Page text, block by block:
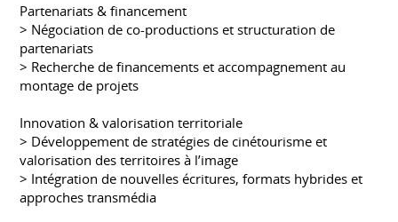
Partenariats & financement
> Négociation de co-productions et structuration de
partenariats
> Recherche de financements et accompagnement au
montage de projets
Innovation & valorisation territoriale
> Développement de stratégies de cinétourisme et
valorisation des territoires à l’image
> Intégration de nouvelles écritures, formats hybrides et
approches transmédia